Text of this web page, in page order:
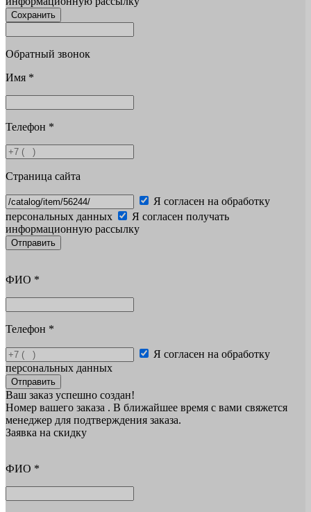
Сохранить
Обратный звонок
Имя *
Телефон *
Страница сайта
Я согласен на обработку
персональных данных
Я согласен получать
информационную рассылку
Отправить
ФИО *
Телефон *
Я согласен на обработку
персональных данных
Отправить
Ваш заказ успешно создан!
Номер вашего заказа . В ближайшее время с вами свяжется
менеджер для подтверждения заказа.
Заявка на скидку
ФИО *